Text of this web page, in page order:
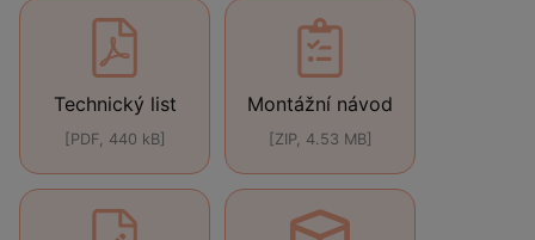
Technický list
[PDF, 440 kB]
Montážní návod
[ZIP, 4.53 MB]